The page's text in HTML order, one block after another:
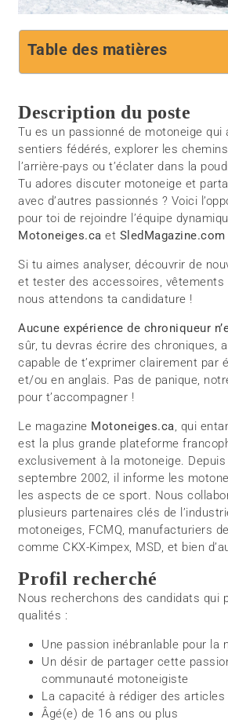
Table des matières
Description du poste
Tu es un passionné de motoneige qui
sentiers fédérés, explorer les
l’arrière-pays ou t’éclater dans la
Tu adores discuter motoneige et
avec d’autres passionnés ? Voici
pour toi de rejoindre l’équipe
Motoneiges.ca et SledMagazine.com
Si tu aimes analyser, découvrir de
et tester des accessoires, vêtements
nous attendons ta candidature !
Aucune expérience de chroniqueur
sûr, tu devras écrire des chroniques,
capable de t’exprimer clairement par
et/ou en anglais. Pas de panique,
pour t’accompagner !
Le magazine Motoneiges.ca, qui
est la plus grande plateforme
exclusivement à la motoneige.
septembre 2002, il informe les
les aspects de ce sport. Nous
plusieurs partenaires clés de
motoneiges, FCMQ, manufacturiers
comme CKX-Kimpex, MSD, et bien
Profil recherché
Nous recherchons des candidats qui
qualités :
Une passion inébranlable pour la
Un désir de partager cette
communauté motoneigiste
La capacité à rédiger des
Âgé(e) de 16 ans ou plus